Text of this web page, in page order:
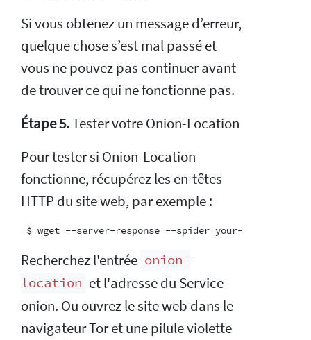
Si vous obtenez un message d’erreur,
quelque chose s’est mal passé et
vous ne pouvez pas continuer avant
de trouver ce qui ne fonctionne pas.
Étape 5.Tester votre Onion-Location
Pour tester si Onion-Location
fonctionne, récupérez les en-têtes
HTTP du site web, par exemple :
Recherchez l'entrée onion-
location et l'adresse du Service
onion. Ou ouvrez le site web dans le
navigateur Tor et une pilule violette